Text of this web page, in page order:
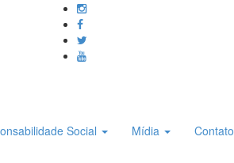
Social Mídia Contato